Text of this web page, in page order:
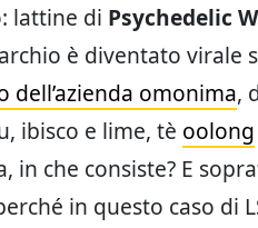
lattine di Psychedelic
è diventato virale
dell’azienda omonima,
ibisco e lime, tè oolong
in che consiste? E
in questo caso di